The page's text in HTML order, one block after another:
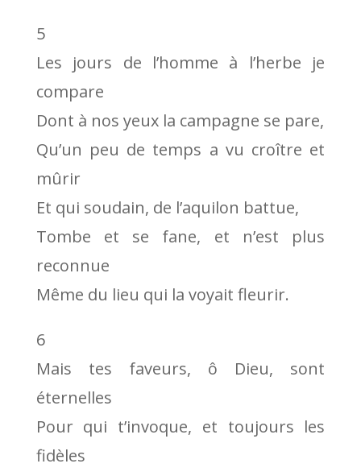
5
Les jours de l’homme à l’herbe je
compare
Dont à nos yeux la campagne se pare,
Qu’un peu de temps a vu croître et
mûrir
Et qui soudain, de l’aquilon battue,
Tombe et se fane, et n’est plus
reconnue
Même du lieu qui la voyait fleurir.
6
Mais tes faveurs, ô Dieu, sont
éternelles
Pour qui t’invoque, et toujours les
fidèles